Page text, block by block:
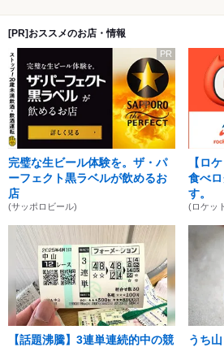
[PR]おススメのお店・情報
PR
完璧な生ビール体験を。ザ・パ
ーフェクト黒ラベルが飲めるお
店
(サッポロビール)
【ロ
食べ
す。
(ロケッ
【話題沸騰】3連単連続的中の競
うち山